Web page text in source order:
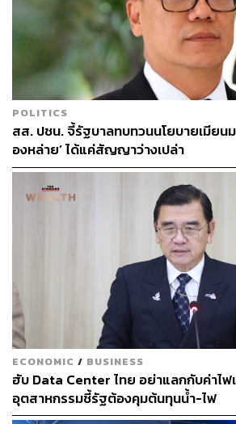
แต่งตั้งคณะอนุกรรมการหรือคณะ
จำเป็น
ดำเนินการอื่น ๆ ตามที่นายกรัฐมน
รัฐมนตรีมอบหมาย
ขอให้เจ้าหน้าที่ของรัฐมาให้ข้อมูล ชี้แจง
ตามที่ คตท. ร้องขอ ส่วนการเบิกจ่ายเบี้ย
จ่ายอื่น ๆ ที่เกี่ยวข้องกับการบริหารจัดก
ปฏิบัติงานของ คตท. และคณะอนุกรรม
ที่แต่งตั้งตามคำสั่งนี้ ให้เป็นไปตามพระร
ประชุมกรรมการ พ.ศ. 2547 หรือตามระ
แล้วแต่กรณี โดยให้เบิกจ่ายจากงบประ
ก.พ.ร. ทั้งนี้ ตั้งแต่บัดนี้เป็นต้นไป
TAGS:
สภาอุตสาหกรรมแห่งประเทศไทย
Corruption Perceptions Index
คณะกรรมการร่วมภาคเอกชน 3 สถา
ปกรณ์ นิลประพันธ์
นายกรัฐมนตรี
คณะรัฐมนตรี
องค์กรต่อต้านคอร์รั
POLITICS
สส. ปชน. จี้รัฐบาลทบทวนนโยบายเมียน
องหล่าย’ ได้แค่สัญญาว่างเปล่า
ECONOMIC / BUSINESS
ฮับ Data Center ไทย อย่าแลกกับค่าไฟ
อุตสาหกรรมชี้รัฐต้องคุมต้นทุนน้ำ-ไฟ